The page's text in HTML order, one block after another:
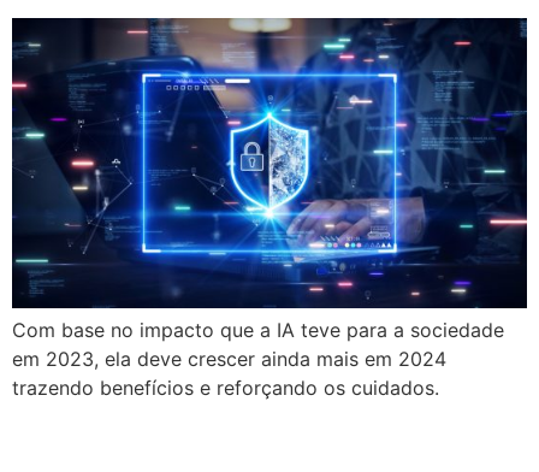
Com base no impacto que a IA teve para a sociedade
em 2023, ela deve crescer ainda mais em 2024
trazendo benefícios e reforçando os cuidados.